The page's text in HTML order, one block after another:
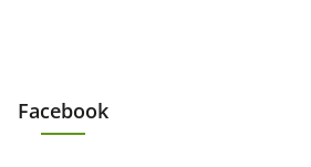
Facebook